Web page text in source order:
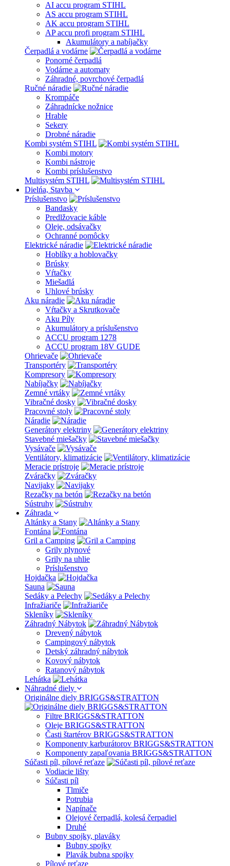
AI accu program STIHL
AS accu program STIHL
AK accu program STIHL
AP accu profi program STIHL
Akumulátory a nabíjačky
Čerpadlá a vodárne
Ponorné čerpadlá
Vodárne a automaty
Záhradné, povrchové čerpadlá
Ručné náradie
Krompáče
Záhradnícke nožnice
Hrable
Sekery
Drobné náradie
Kombi systém STIHL
Kombi motory
Kombi nástroje
Kombi príslušenstvo
Multisystém STIHL
Dielńa, Stavba
Príslušenstvo
Bandasky
Predlžovacie káble
Oleje, odsávačky
Ochranné pomôcky
Elektrické náradie
Hoblíky a hoblovačky
Brúsky
Vŕtačky
Miešadlá
Uhlové brúsky
Aku náradie
Vŕtačky a Skrutkovače
Aku Píly
Akumulátory a príslušenstvo
ACCU program 1278
ACCU program 18V GUDE
Ohrievače
Transportéry
Kompresory
Nabíjačky
Zemné vrtáky
Vibračné dosky
Pracovné stoly
Náradie
Generátory elektriny
Stavebné miešačky
Vysávače
Ventilátory, klimatizácie
Meracie prístroje
Zváračky
Navijaky
Rezačky na betón
Sústruhy
Záhrada
Altánky a Stany
Fontána
Gril a Camping
Grily plynové
Grily na uhlie
Príslušenstvo
Hojdačka
Sauna
Sedáky a Pelechy
Infražiariče
Skleníky
Záhradný Nábytok
Drevený nábytok
Campingový nábytok
Detský záhradný nábytok
Kovový nábytok
Ratanový nábytok
Lehátka
Náhradné diely
Originálne diely BRIGGS&STRATTON
Filtre BRIGGS&STRATTON
Oleje BRIGGS&STRATTON
Časti štartérov BRIGGS&STRATTON
Komponenty karburátorov BRIGGS&STRATTON
Komponenty zapaľovania BRIGGS&STRATTON
Súčasti píl, pílové reťaze
Vodiacie lišty
Súčasti píl
Tlmiče
Potrubia
Napínače
Olejové čerpadlá, kolesá čerpadiel
Druhé
Bubny spojky, plaváky
Bubny spojky
Plavák bubna spojky
Pílové reťaze